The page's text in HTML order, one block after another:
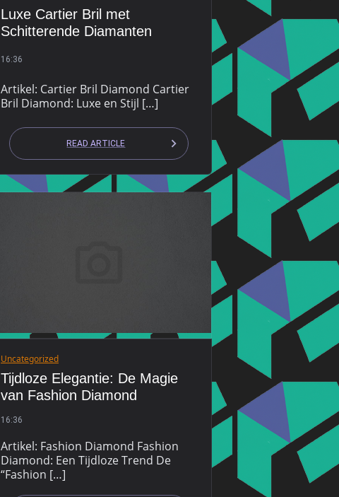
Luxe Cartier Bril met
Schitterende Diamanten
16:36
Artikel: Cartier Bril Diamond Cartier
Bril Diamond: Luxe en Stijl […]
READ ARTICLE
Uncategorized
Tijdloze Elegantie: De Magie
van Fashion Diamond
16:36
Artikel: Fashion Diamond Fashion
Diamond: Een Tijdloze Trend De
“Fashion […]